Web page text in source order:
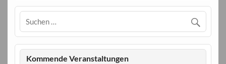
Kommende Veranstaltungen